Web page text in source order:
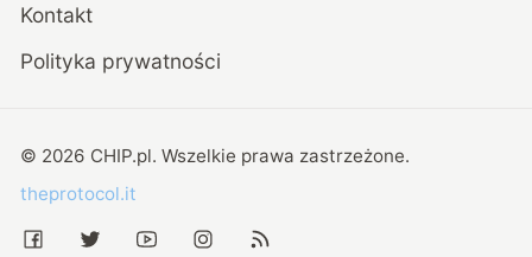
Kontakt
Polityka prywatności
© 2026 CHIP.pl. Wszelkie prawa zastrzeżone.
theprotocol.it